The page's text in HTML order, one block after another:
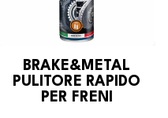
BRAKE&METAL
PULITORE RAPIDO
PER FRENI